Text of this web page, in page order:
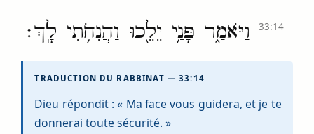
וַיֹּאמַ֑ר פָּנַ֥י יֵלֵ֖כוּ וַהֲנִחֹ֥תִי לָֽךְ׃ 33:14
TRADUCTION DU RABBINAT — 33:14
Dieu répondit : « Ma face vous guidera, et je te
donnerai toute sécurité. »